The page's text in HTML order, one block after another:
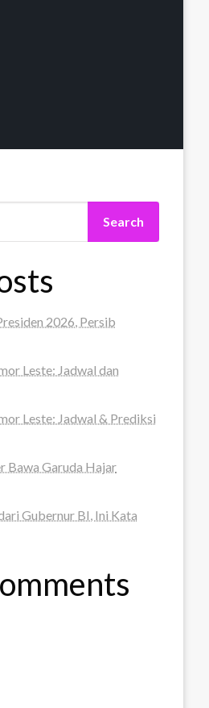
Search
2026, Persib
Leste: Jadwal dan
Leste: Jadwal & Prediksi
Garuda Hajar
Gubernur BI, Ini Kata